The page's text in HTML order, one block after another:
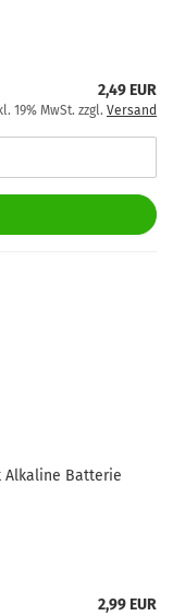
2,49 EUR
19% MwSt. zzgl. Versand
Alkaline Batterie
2,99 EUR